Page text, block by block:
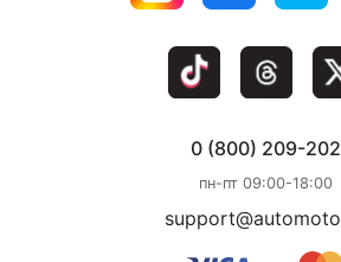
0 (800) 209-202
пн-пт 09:00-18:00